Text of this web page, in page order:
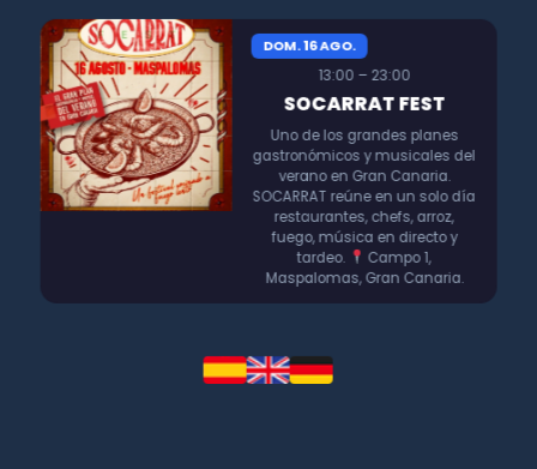
DOM. 16 AGO.
13:00 – 23:00
SOCARRAT FEST
Uno de los grandes planes
gastronómicos y musicales del
verano en Gran Canaria.
SOCARRAT reúne en un solo día
restaurantes, chefs, arroz,
fuego, música en directo y
tardeo.
Campo 1,
Maspalomas, Gran Canaria.